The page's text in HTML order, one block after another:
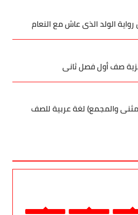
الولد الذي عاش مع النعام
صف أول فصل ثاني
والمجمع) لغة عربية للصف